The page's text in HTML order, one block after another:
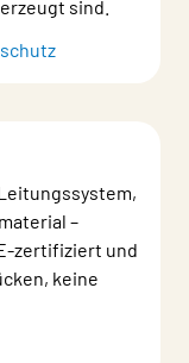
sind.
–
zertifiziert und
keine